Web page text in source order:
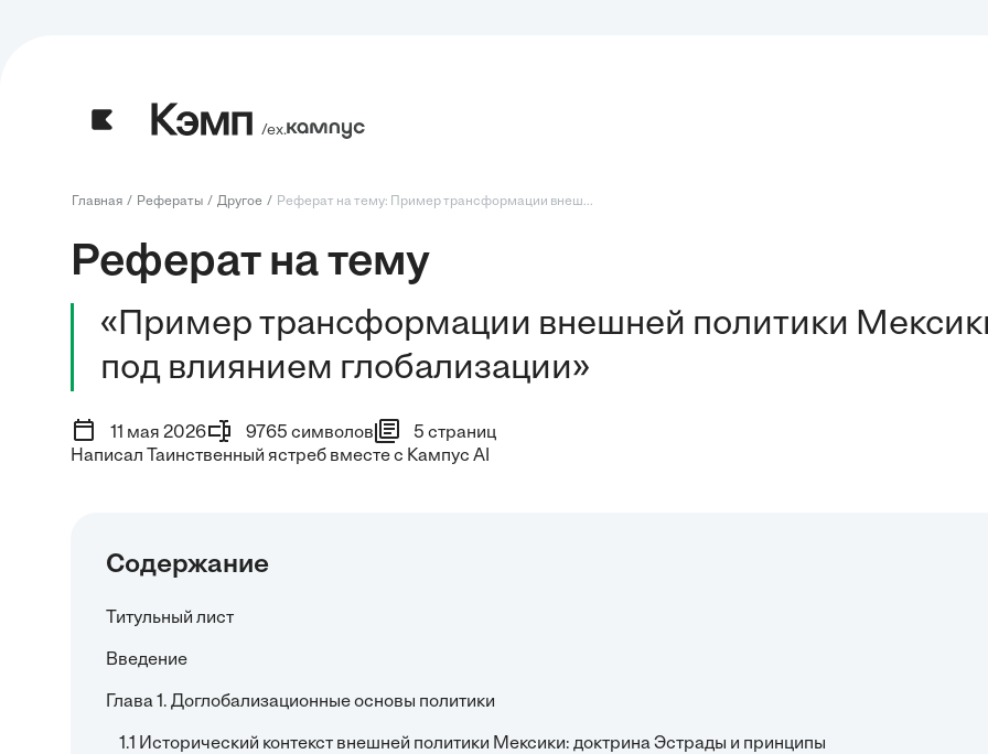
/ех.
Главная Рефераты Другое Реферат на тему: Пример трансформации внеш...
Реферат на тему
«Пример трансформации внешней политики
под влиянием глобализации»
11 мая 2026 9765 символов
5 страниц
Написал Таинственный ястреб вместе с Кампус AI
Содержание
Титульный лист
Введение
Глава 1. Доглобализационные основы политики
1.1 Исторический контекст внешней политики Мексики: доктрина Эстрады и принципы